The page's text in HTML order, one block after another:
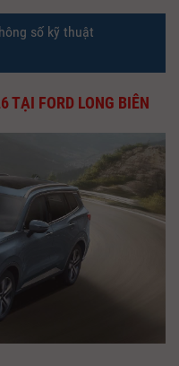
số kỹ thuật
TẠI FORD LONG BIÊN